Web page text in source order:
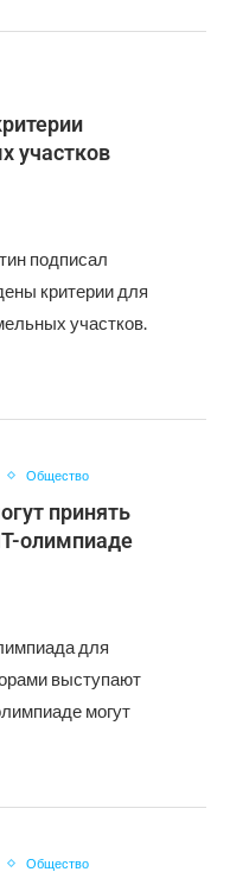
участков
подписал
критерии для
участков.
Общество
принять
олимпиаде
для
выступают
могут
Общество